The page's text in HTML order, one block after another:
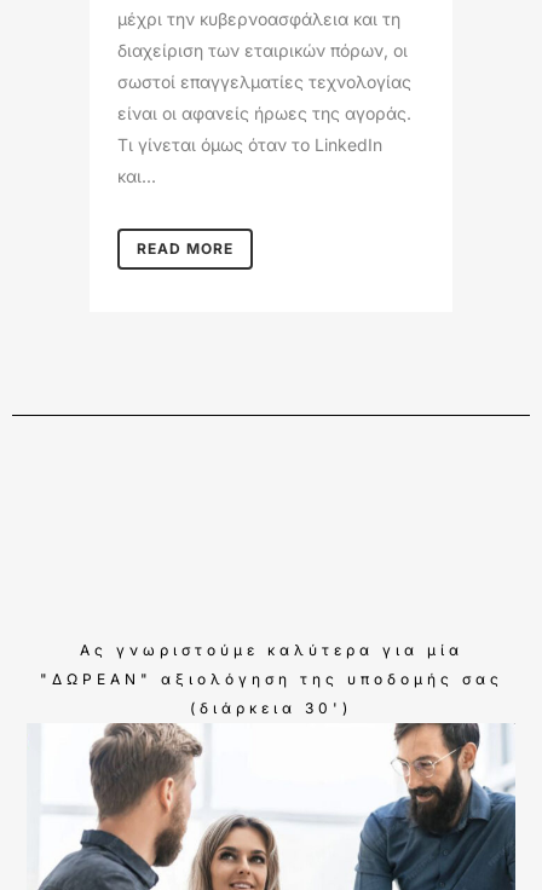
μέχρι την κυβερνοασφάλεια και τη
διαχείριση των εταιρικών πόρων, οι
σωστοί επαγγελματίες τεχνολογίας
είναι οι αφανείς ήρωες της αγοράς.
Τι γίνεται όμως όταν το LinkedIn
και...
READ MORE
Ας γνωριστούμε καλύτερα για μία
"ΔΩΡΕΑΝ" αξιολόγηση της υποδομής σας
(διάρκεια 30')